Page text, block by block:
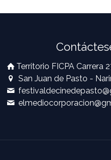
Territorio FICPA Carrera
San Juan de Pasto -